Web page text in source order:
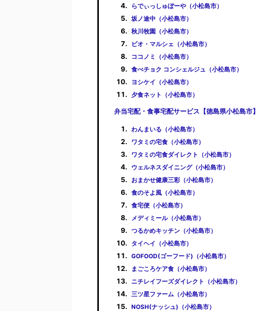
らでぃっしゅぼーや（小松島市）
坂ノ途中（小松島市）
秋川牧園（小松島市）
ビオ・マルシェ（小松島市）
ココノミ（小松島市）
食べチョク コンシェルジュ（小松島市）
ヨシケイ（小松島市）
夕食ネット（小松島市）
弁当宅配・食事宅配サービス【徳島県小松島市】
わんまいる（小松島市）
ワタミの宅食（小松島市）
ワタミの宅食ダイレクト（小松島市）
ウェルネスダイニング（小松島市）
おまかせ健康三彩（小松島市）
食のそよ風（小松島市）
食宅便（小松島市）
メディミール（小松島市）
つるかめキッチン（小松島市）
タイヘイ（小松島市）
GOFOOD(ゴーフード)（小松島市）
まごころケア食（小松島市）
ニチレイフーズダイレクト（小松島市）
三ツ星ファーム（小松島市）
NOSH(ナッシュ)（小松島市）